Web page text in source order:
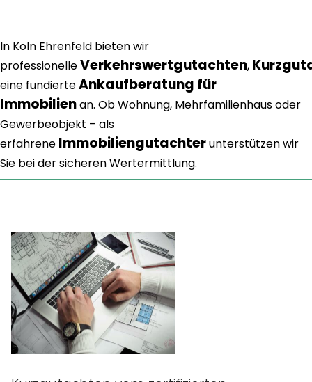
In Köln Ehrenfeld bieten wir
professionelleVerkehrswertgutachten,
eine fundierteAnkaufberatung für
Immobilienan. Ob Wohnung, Mehrfamilienhaus oder
Gewerbeobjekt – als
erfahrene Immobiliengutachterunterstützen wir
Sie bei der sicheren Wertermittlung.